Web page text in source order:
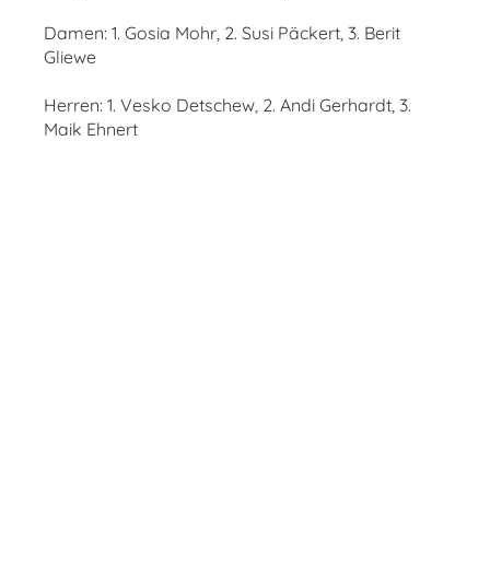
Damen: 1. Gosia Mohr, 2. Susi Päckert, 3. Berit
Gliewe
Herren: 1. Vesko Detschew, 2. Andi Gerhardt, 3.
Maik Ehnert